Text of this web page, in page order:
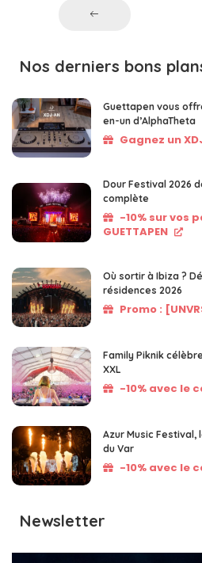
Nos derniers bons
Guettapen vous
en-un d’AlphaTheta
Gagnez un
Dour Festival 2026
complète
-10% sur vos
GUETTAPEN
Où sortir à Ibiza ?
résidences 2026
Promo :
Family Piknik
XXL
-10% avec le
Azur Music Festival,
du Var
-10% avec le
Newsletter